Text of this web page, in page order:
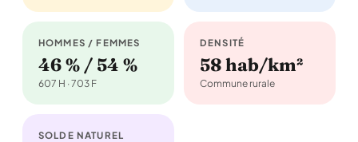
HOMMES / FEMMES
46 % / 54 %
607 H · 703 F
DENSITÉ
58 hab/km²
Commune rurale
SOLDE NATUREL